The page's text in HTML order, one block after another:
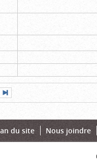
page
du site Nous joindre